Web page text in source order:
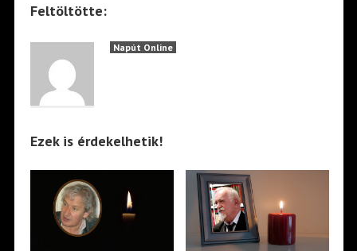
Feltöltötte:
Napút Online
Ezek is érdekelhetik!